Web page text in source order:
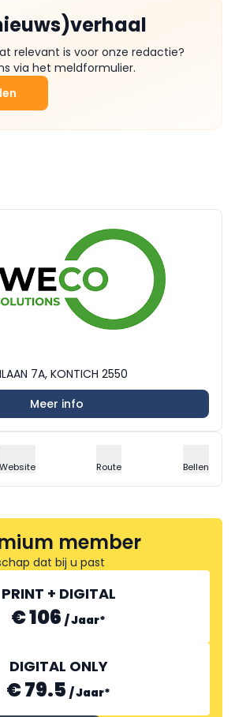
relevant is voor onze redactie?
via het meldformulier.
7A, KONTICH 2550
Meer info
Website Route Bellen
member
dat bij u past
PRINT + DIGITAL
€ 106 /Jaar*
DIGITAL ONLY
€ 79.5 /Jaar*